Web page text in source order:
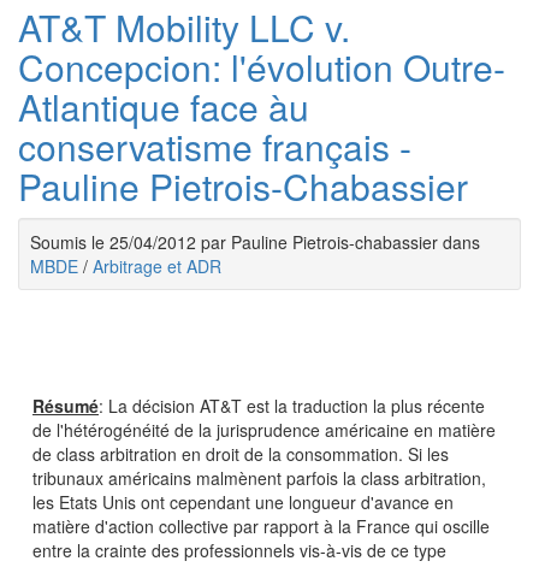
AT&T Mobility LLC v.
Concepcion: l'évolution Outre-
Atlantique face àu
conservatisme français -
Pauline Pietrois-Chabassier
Soumis le 25/04/2012 par Pauline Pietrois-chabassier dans
MBDE / Arbitrage et ADR
Résumé: La décision AT&T est la traduction la plus récente
de l'hétérogénéité de la jurisprudence américaine en matière
de class arbitration en droit de la consommation. Si les
tribunaux américains malmènent parfois la class arbitration,
les Etats Unis ont cependant une longueur d'avance en
matière d'action collective par rapport à la France qui oscille
entre la crainte des professionnels vis-à-vis de ce type